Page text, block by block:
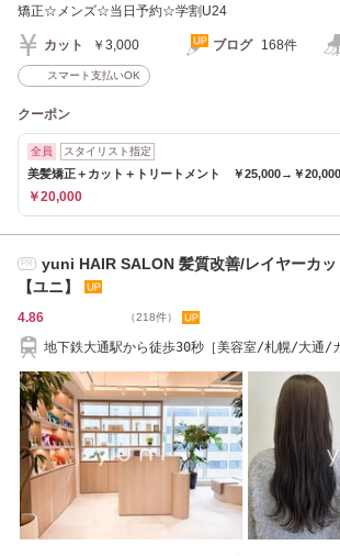
矯正☆メンズ☆当日予約☆学割U24
カット ￥3,000 ブログ 168件
スマート支払いOK
クーポン
全員 スタイリスト指定
美髪矯正＋カット＋トリートメント ￥25,000→￥20,000
￥20,000
PR
yuni HAIR SALON 髪質改善/レイヤーカッ
【ユニ】
4.86 （218件）
地下鉄大通駅から徒歩30秒［美容室/札幌/大通/